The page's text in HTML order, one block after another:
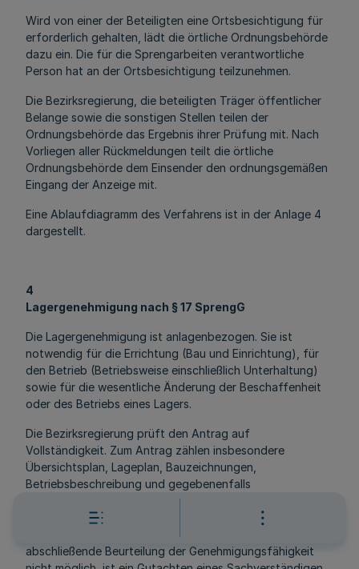
Wird von einer der Beteiligten eine Ortsbesichtigung für
erforderlich gehalten, lädt die örtliche Ordnungsbehörde
dazu ein. Die für die Sprengarbeiten verantwortliche
Person hat an der Ortsbesichtigung teilzunehmen.
Die Bezirksregierung, die beteiligten Träger öffentlicher
Belange sowie die sonstigen Stellen teilen der
Ordnungsbehörde das Ergebnis ihrer Prüfung mit. Nach
Vorliegen aller Rückmeldungen teilt die örtliche
Ordnungsbehörde dem Einsender den ordnungsgemäßen
Eingang der Anzeige mit.
Eine Ablaufdiagramm des Verfahrens ist in der Anlage 4
dargestellt.
4
Lagergenehmigung nach § 17 SprengG
Die Lagergenehmigung ist anlagenbezogen. Sie ist
notwendig für die Errichtung (Bau und Einrichtung), für
den Betrieb (Betriebsweise einschließlich Unterhaltung)
sowie für die wesentliche Änderung der Beschaffenheit
oder des Betriebs eines Lagers.
Die Bezirksregierung prüft den Antrag auf
Vollständigkeit. Zum Antrag zählen insbesondere
Übersichtsplan, Lageplan, Bauzeichnungen,
Betriebsbeschreibung und gegebenenfalls
Brandschutzkonzept sowie eine Kopie des
Bauartzulassungsbescheides in einer ausreichenden
Anzahl an Ausfertigungen. Ist in Einzelfällen eine
abschließende Beurteilung der Genehmigungsfähigkeit